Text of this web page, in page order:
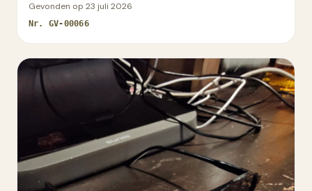
Gevonden op 23 juli 2026
Nr. GV-00066